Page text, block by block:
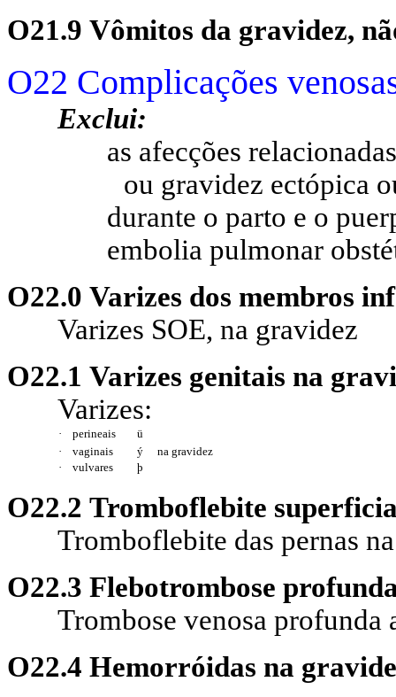
O21.9 Vômitos da gravidez,
O22 Complicações
Exclui:
as afecções
ou gravidez ectópica
durante o parto e o
embolia pulmonar
O22.0 Varizes dos membros
Varizes SOE, na gravidez
O22.1 Varizes genitais na
Varizes:
· perineais
ü
·
vaginais ý
na gravidez
·
vulvares þ
O22.2 Tromboflebite
Tromboflebite das pernas
O22.3 Flebotrombose
Trombose venosa profunda
O22.4 Hemorróidas na